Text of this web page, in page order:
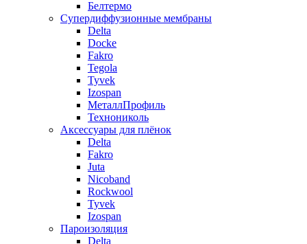
Белтермо
Супердиффузионные мембраны
Delta
Docke
Fakro
Tegola
Tyvek
Izospan
МеталлПрофиль
Технониколь
Аксессуары для плёнок
Delta
Fakro
Juta
Nicoband
Rockwool
Tyvek
Izospan
Пароизоляция
Delta